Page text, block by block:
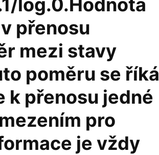
log.0.Hodnota
přenosu
mezi stavy
poměru se říká
k přenosu jedné
pro
je vždy